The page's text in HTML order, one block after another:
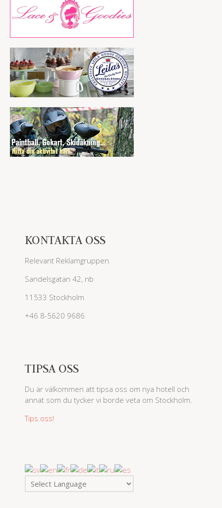
KONTAKTA OSS
Relevant Reklamgruppen
Sandelsgatan 42, nb
11533 Stockholm
+46 8-5620 9686
TIPSA OSS
Du är välkommen att tipsa oss om nya hotell och
annat som du tycker vi borde veta om Stockholm.
Tips oss!